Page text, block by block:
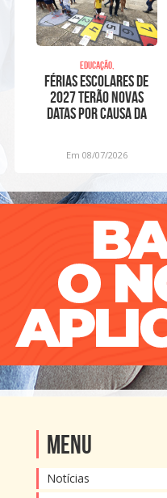
Educação,
Férias escolares de
2027 terão novas
datas por causa da
Em 08/07/2026
Menu
Notícias